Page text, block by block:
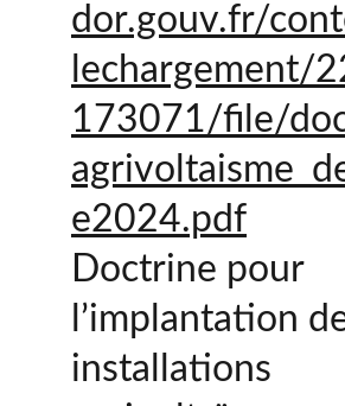
dor.gouv.fr/
lechargement/
173071/file/
e2024.pdf
Doctrine pour
l’implantation
installations